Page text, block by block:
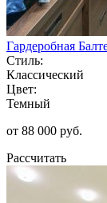
Гардеробная
Стиль:
Классический
Цвет:
Темный
от 88 000 руб.
Рассчитать